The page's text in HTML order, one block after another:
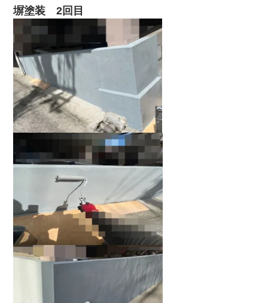
塀塗装 2回目